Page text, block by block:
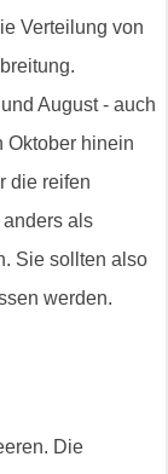
Verteilung von
August - auch
Oktober hinein
die reifen
als
Sie sollten also
werden.
Die